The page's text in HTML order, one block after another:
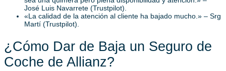
José Luis Navarrete (Trustpilot).
«La calidad de la atención al cliente ha bajado mucho.» – Srg
Martí (Trustpilot).
¿Cómo Dar de Baja un Seguro de
Coche de Allianz?